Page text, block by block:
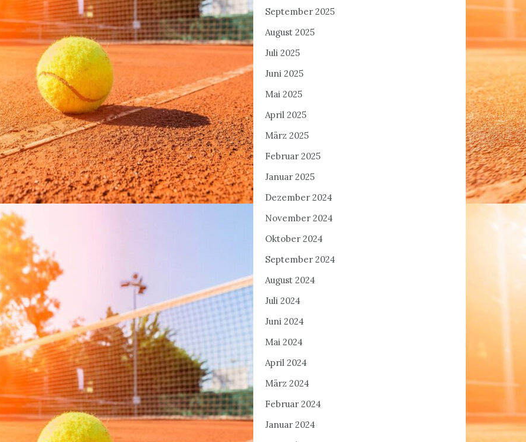
September 2025
August 2025
Juli 2025
Juni 2025
Mai 2025
April 2025
März 2025
Februar 2025
Januar 2025
Dezember 2024
November 2024
Oktober 2024
September 2024
August 2024
Juli 2024
Juni 2024
Mai 2024
April 2024
März 2024
Februar 2024
Januar 2024